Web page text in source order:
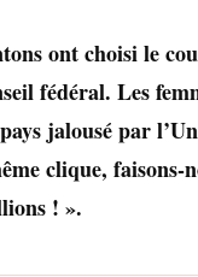
ont choisi le
fédéral. Les
jalousé par
clique,
! ».